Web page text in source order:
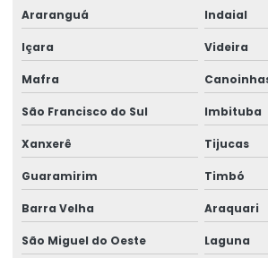
Análise da qualidade do ar em ambientes
Análise da qualidade do ar interior
Análise de dbo em efluentes
Análise de dqo em efluente
Análise de ecotoxidade
Análise de efluente bruto
Araranguá Indaial
Içara Videira
Mafra
São Francisco do Sul Imbituba
Xanxerê Tijucas
Guaramirim Timbó
Barra Velha Araquari
São Miguel do Oeste Laguna